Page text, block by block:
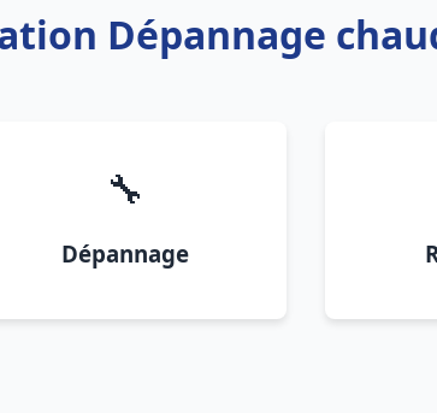
Dépannage
🔧
Dépannage